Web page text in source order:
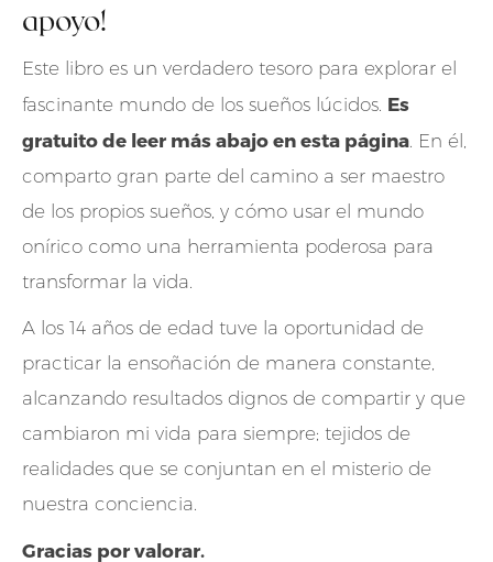
apoyo!
Este libro es un verdadero tesoro para explorar el
fascinante mundo de los sueños lúcidos. Es
gratuito de leer más abajo en esta página . En él,
comparto gran parte del camino a ser maestro
de los propios sueños, y cómo usar el mundo
onírico como una herramienta poderosa para
transformar la vida.
A los 14 años de edad tuve la oportunidad de
practicar la ensoñación de manera constante,
alcanzando resultados dignos de compartir y que
cambiaron mi vida para siempre; tejidos de
realidades que se conjuntan en el misterio de
nuestra conciencia.
Gracias por valorar.